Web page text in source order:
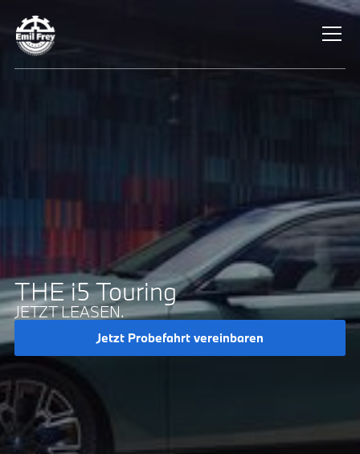
THE i5 Touring
JETZT LEASEN.
Jetzt Probefahrt vereinbaren